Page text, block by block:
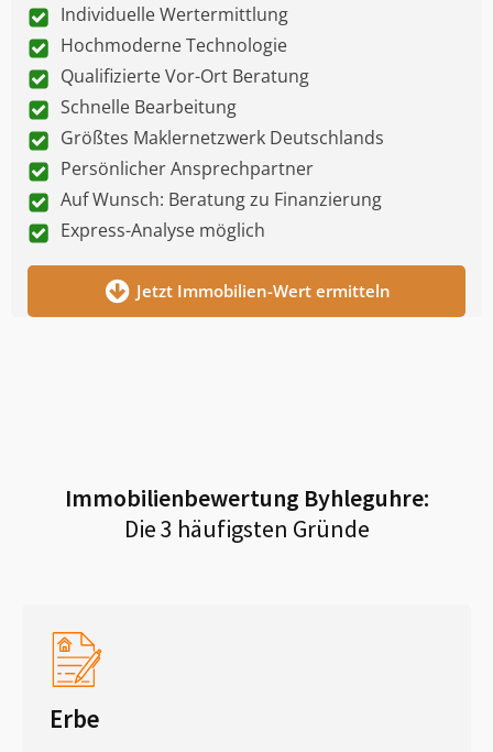
Individuelle Wertermittlung
Hochmoderne Technologie
Qualifizierte Vor-Ort Beratung
Schnelle Bearbeitung
Größtes Maklernetzwerk Deutschlands
Persönlicher Ansprechpartner
Auf Wunsch: Beratung zu Finanzierung
Express-Analyse möglich
Jetzt Immobilien-Wert ermitteln
Immobilienbewertung Byhleguhre:
Die 3 häufigsten Gründe
Erbe